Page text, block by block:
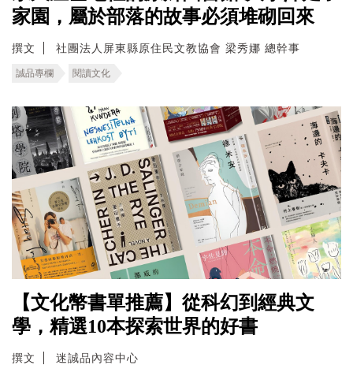
家園，屬於部落的故事必須堆砌回來
撰文 社團法人屏東縣原住民文教協會 梁秀娜 總幹事
誠品專欄 閱讀文化
【文化幣書單推薦】從科幻到經典文
學，精選10本探索世界的好書
撰文 迷誠品內容中心